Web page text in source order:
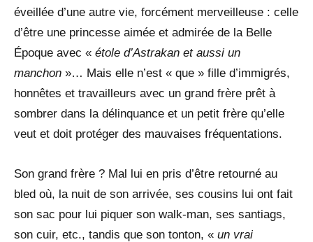
éveillée d’une autre vie, forcément merveilleuse : celle
d’être une princesse aimée et admirée de la Belle
Époque avec « étole d’Astrakan et aussi un
manchon »… Mais elle n’est « que » fille d’immigrés,
honnêtes et travailleurs avec un grand frère prêt à
sombrer dans la délinquance et un petit frère qu’elle
veut et doit protéger des mauvaises fréquentations.
Son grand frère ? Mal lui en pris d’être retourné au
bled où, la nuit de son arrivée, ses cousins lui ont fait
son sac pour lui piquer son walk-man, ses santiags,
son cuir, etc., tandis que son tonton, « un vrai